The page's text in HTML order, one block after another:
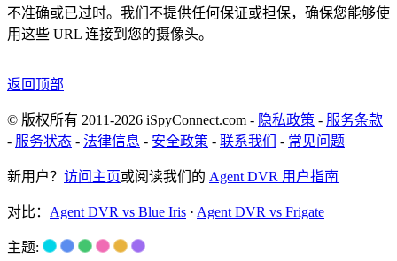
不准确或已过时。我们不提供任何保证或担保，确保您能够使
用这些 URL 连接到您的摄像头。
返回顶部
© 版权所有 2011-2026 iSpyConnect.com - 隐私政策 - 服务条款
- 服务状态 - 法律信息 - 安全政策 - 联系我们 - 常见问题
新用户？ 访问主页或阅读我们的 Agent DVR 用户指南
对比： Agent DVR vs Blue Iris · Agent DVR vs Frigate
主题: